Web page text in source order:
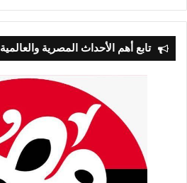
تابع أهم الأحداث المصرية والعالمية